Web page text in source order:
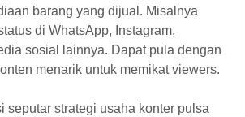
barang yang dijual. Misalnya
di WhatsApp, Instagram,
sosial lainnya. Dapat pula dengan
menarik untuk memikat viewers.
seputar strategi usaha konter pulsa